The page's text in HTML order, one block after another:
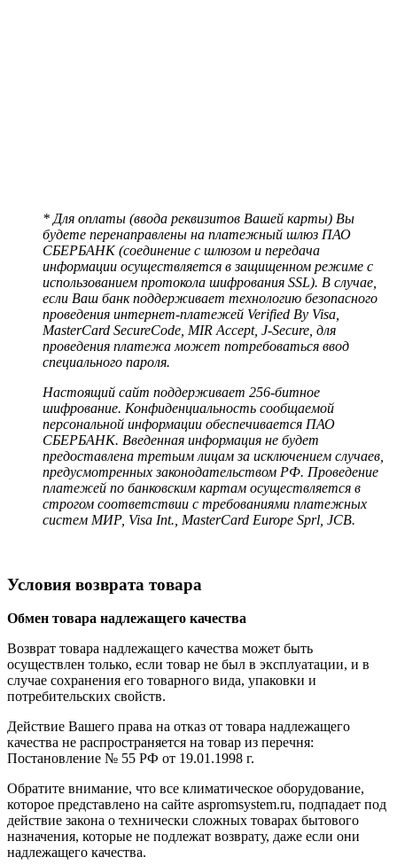
* Для оплаты (ввода реквизитов Вашей карты) Вы
будете перенаправлены на платежный шлюз ПАО
СБЕРБАНК (соединение с шлюзом и передача
информации осуществляется в защищенном режиме с
использованием протокола шифрования SSL). В случае,
если Ваш банк поддерживает технологию безопасного
проведения интернет-платежей Verified By Visa,
MasterCard SecureCode, MIR Accept, J-Secure, для
проведения платежа может потребоваться ввод
специального пароля.
Настоящий сайт поддерживает 256-битное
шифрование. Конфиденциальность сообщаемой
персональной информации обеспечивается ПАО
СБЕРБАНК. Введенная информация не будет
предоставлена третьим лицам за исключением случаев,
предусмотренных законодательством РФ. Проведение
платежей по банковским картам осуществляется в
строгом соответствии с требованиями платежных
систем МИР, Visa Int., MasterCard Europe Sprl, JCB.
Условия возврата товара
Обмен товара надлежащего качества
Возврат товара надлежащего качества может быть
осуществлен только, если товар не был в эксплуатации, и в
случае сохранения его товарного вида, упаковки и
потребительских свойств.
Действие Вашего права на отказ от товара надлежащего
качества не распространяется на товар из перечня:
Постановление № 55 РФ от 19.01.1998 г.
Обратите внимание, что все климатическое оборудование,
которое представлено на сайте aspromsystem.ru, подпадает под
действие закона о технически сложных товарах бытового
назначения, которые не подлежат возврату, даже если они
надлежащего качества.